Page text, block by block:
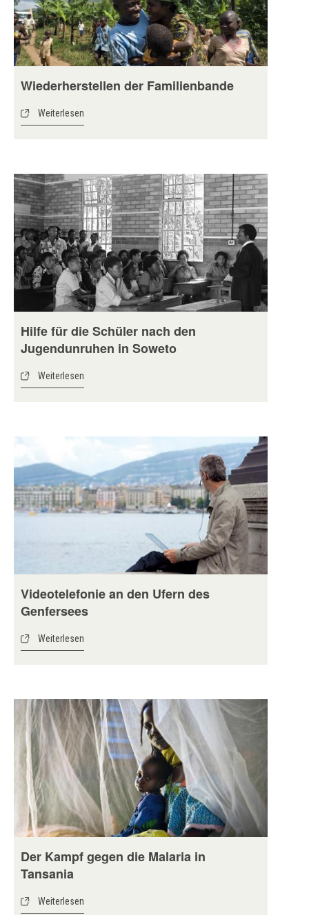
Wiederherstellen der Familienbande
Weiterlesen
Hilfe für die Schüler nach den
Jugendunruhen in Soweto
Weiterlesen
Videotelefonie an den Ufern des
Genfersees
Weiterlesen
Der Kampf gegen die Malaria in
Tansania
Weiterlesen